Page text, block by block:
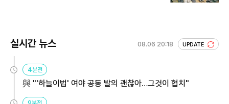
실시간 뉴스 08.06 20:18 UPDATE
4분전
與 "'하늘이법' 여야 공동 발의 괜찮아…그것이 협치"